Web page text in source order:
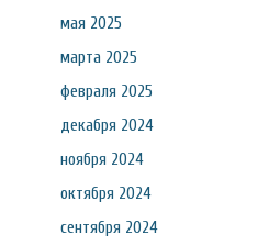
мая 2025
марта 2025
февраля 2025
декабря 2024
ноября 2024
октября 2024
сентября 2024